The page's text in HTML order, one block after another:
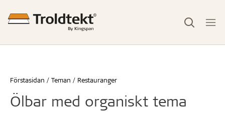
Förstasidan Teman Restauranger
Ölbar med organiskt tema